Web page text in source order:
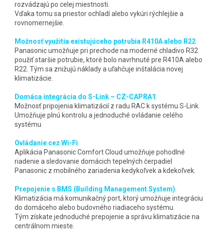
rozvádzajú po celej miestnosti.
Vďaka tomu sa priestor ochladí alebo vykúri rýchlejšie a
rovnomernejšie.
Možnosť využitia existujúceho potrubia R410A alebo R22
Panasonic umožňuje pri prechode na moderné chladivo R32
použiť staršie potrubie, ktoré bolo navrhnuté pre R410A alebo
R22. Tým sa znižujú náklady a uľahčuje inštalácia novej
klimatizácie.
Domáca integrácia do S-Link – CZ-CAPRA1
Možnosť pripojenia klimatizácií z radu RAC k systému S-Link.
Umožňuje plnú kontrolu a jednoduché ovládanie celého
systému
Ovládanie cez Wi-Fi
Aplikácia Panasonic Comfort Cloud umožňuje pohodlné
riadenie a sledovanie domácich tepelných čerpadiel
Panasonic z mobilného zariadenia kedykoľvek a kdekoľvek.
Prepojenie s BMS (Building Management System)
Klimatizácia má komunikačný port, ktorý umožňuje integráciu
do domáceho alebo budovného riadiaceho systému.
Tým získate jednoduché prepojenie a správu klimatizácie na
centrálnom mieste.